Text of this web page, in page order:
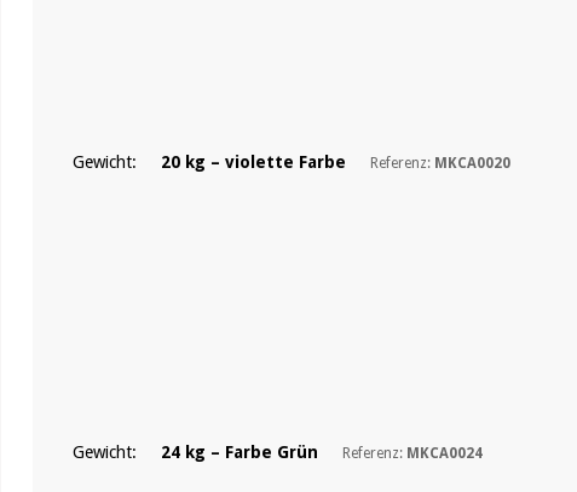
Gewicht: 20 kg – violette Farbe Referenz: MKCA0020
Gewicht: 24 kg – Farbe Grün Referenz: MKCA0024